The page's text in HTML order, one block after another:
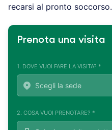
recarsi al pronto soccorso.
Prenota una visita
1. DOVE VUOI FARE LA VISITA? *
2. COSA VUOI PRENOTARE? *